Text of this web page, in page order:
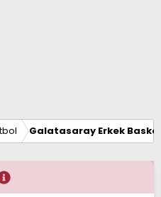
Galatasaray Erkek